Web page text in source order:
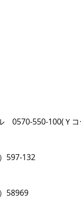
　0570-550-100(Ｙ
597‐132
58969